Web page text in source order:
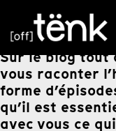
Sur le blog tout
vous raconter
forme
qu’il est
avec vous ce